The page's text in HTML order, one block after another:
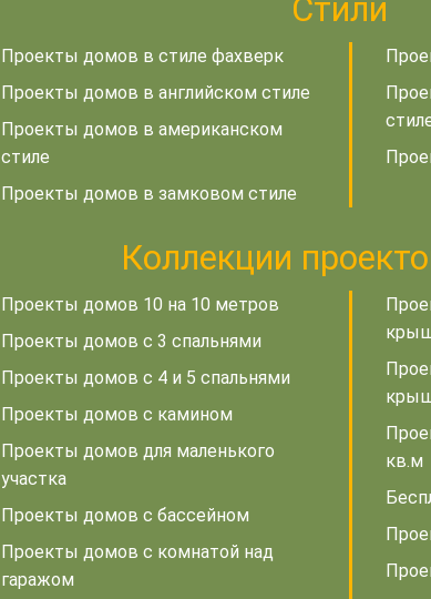
Стили
Проекты домов в стиле фахверк
Проекты домов в английском стиле
Проекты домов в американском
стиле
Проекты домов в замковом стиле
Коллекции
Проекты домов 10 на 10 метров
Проекты домов с 3 спальнями
Проекты домов с 4 и 5 спальнями
Проекты домов с камином
Проекты домов для маленького
участка
Проекты домов с бассейном
Проекты домов с комнатой над
гаражом
кв.м